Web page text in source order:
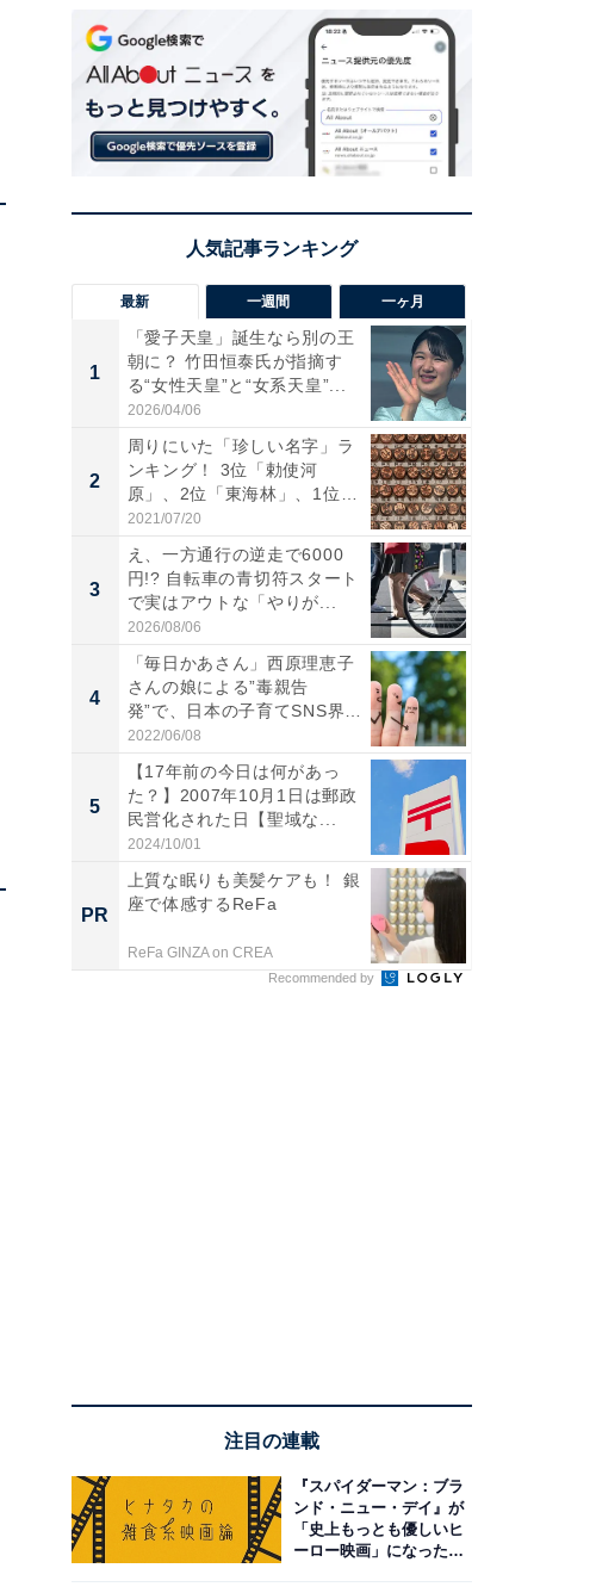
最新 一週間 一ヶ月
1
「愛子天皇」誕生なら別の王
朝に？ 竹田恒泰氏が指摘す
る“女性天皇”と“女系天皇”...
2026/04/06
2
周りにいた「珍しい名字」ラ
ンキング！ 3位「勅使河
原」、2位「東海林」、1位
は？...
2021/07/20
3
え、一方通行の逆走で6000
円!? 自転車の青切符スタート
で実はアウトな「やりが...
2026/08/06
4
「毎日かあさん」西原理恵子
さんの娘による”毒親告
発”で、日本の子育てSNS界隈
が...
2022/06/08
5
【17年前の今日は何があっ
た？】2007年10月1日は郵政
民営化された日【聖域な...
2024/10/01
PR
上質な眠りも美髪ケアも！ 銀
座で体感するReFa
ReFa GINZA on CREA
Recommended by
注目の連載
『スパイダーマン：ブラ
ンド・ニュー・デイ』が
「史上もっとも優しいヒ
ーロー映画」になった理